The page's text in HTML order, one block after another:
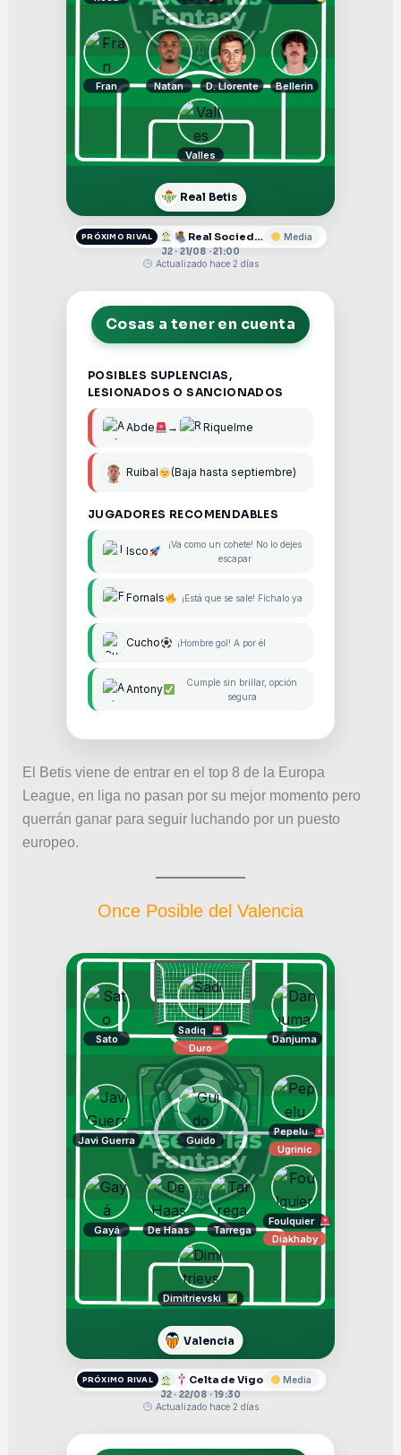
Valles
Fran Natan D. Llorente Bellerin
Real Betis
PRÓXIMO RIVAL Real Sociedad
Media
J2 · 21/08 · 21:00
Actualizado hace 2 días
Cosas a tener en cuenta
POSIBLES SUPLENCIAS,
LESIONADOS O SANCIONADOS
Abde → Riquelme
Ruibal (Baja hasta septiembre)
JUGADORES RECOMENDABLES
Isco
¡Va como un cohete! No lo dejes
escapar
Fornals ¡Está que se sale! Fíchalo ya
Cucho ¡Hombre gol! A por él
Antony
Cumple sin brillar, opción
segura
El Betis viene de entrar en el top 8 de la Europa
League, en liga no pasan por su mejor momento pero
querrán ganar para seguir luchando por un puesto
europeo.
Once Posible del Valencia
Dimitrievski
Gayá De Haas Tarrega
Foulquier
Diakhaby
Javi Guerra Guido
Pepelu
Ugrinic
Sato
Sadiq
Duro
Danjuma
Valencia
PRÓXIMO RIVAL Celta de Vigo
Media
J2 · 22/08 · 19:30
Actualizado hace 2 días